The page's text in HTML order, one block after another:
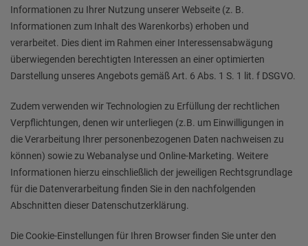
Informationen zu Ihrer Nutzung unserer Webseite (z. B.
Informationen zum Inhalt des Warenkorbs) erhoben und
verarbeitet. Dies dient im Rahmen einer Interessensabwägung
überwiegenden berechtigten Interessen an einer optimierten
Darstellung unseres Angebots gemäß Art. 6 Abs. 1 S. 1 lit. f DSGVO.
Zudem verwenden wir Technologien zu Erfüllung der rechtlichen
Verpflichtungen, denen wir unterliegen (z.B. um Einwilligungen in
die Verarbeitung Ihrer personenbezogenen Daten nachweisen zu
können) sowie zu Webanalyse und Online-Marketing. Weitere
Informationen hierzu einschließlich der jeweiligen Rechtsgrundlage
für die Datenverarbeitung finden Sie in den nachfolgenden
Abschnitten dieser Datenschutzerklärung.
Die Cookie-Einstellungen für Ihren Browser finden Sie unter den